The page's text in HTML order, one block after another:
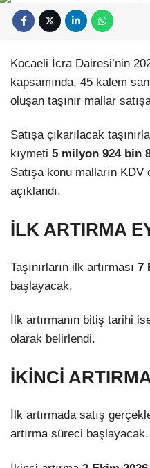
Kocaeli İcra Dairesi’nin
kapsamında, 45 kalem
oluşan taşınır mallar
Satışa çıkarılacak
kıymeti 5 milyon 924 bin
Satışa konu malların
açıklandı.
İLK ARTIRMA
Taşınırların ilk artırması 7
başlayacak.
İlk artırmanın bitiş tarihi
olarak belirlendi.
İKİNCİ
İlk artırmada satış
artırma süreci başlayacak.